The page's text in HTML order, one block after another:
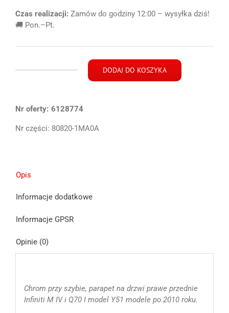
Czas realizacji: Zamów do godziny 12:00 – wysyłka dziś!
🚚 Pon.–Pt.
M35
Q70
DODAJ DO KOSZYKA
Nr oferty: 6128774
Nr części: 80820-1MA0A
Opis
Informacje dodatkowe
Informacje GPSR
Opinie (0)
Chrom przy szybie, parapet na drzwi prawe przednie
Infiniti M IV i Q70 I model Y51 modele po 2010 roku.